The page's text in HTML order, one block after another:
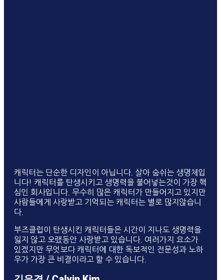
캐릭터는 단순한 디자인이 아닙니다. 살아 숨쉬는 생명체입
니다! 캐릭터를 탄생시키고 생명력을 불어넣는것이 가장 핵
심인 회사입니다. 무수히 많은 캐릭터가 만들어지고 있지만
사람들에게 사랑받고 기억되는 캐릭터는 별로 많지않습니
다.
부즈클럽이 탄생시킨 캐릭터들은 시간이 지나도 생명력을
잃지 않고 오랬동안 사랑받고 있습니다. 여러가지 요소가
있겠지만 무엇보다 캐릭터에 대한 독보적인 전문성과 노하
우가 가장 큰 비결이라고 할 수 있습니다.